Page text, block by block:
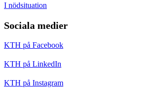
I nödsituation
Sociala medier
KTH på Facebook
KTH på LinkedIn
KTH på Instagram